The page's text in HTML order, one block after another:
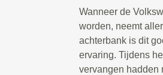
Wanneer de
worden, neemt
achterbank is dit
ervaring. Tijdens
vervangen hadden